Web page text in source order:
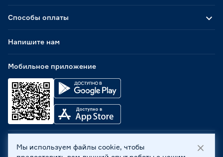
Способы оплаты
Мобильное приложение
Напишите нам
ООО «Бауцентр Рус» 2004 -2026, 236029, г. Калининград,
Мы используем файлы cookie, чтобы